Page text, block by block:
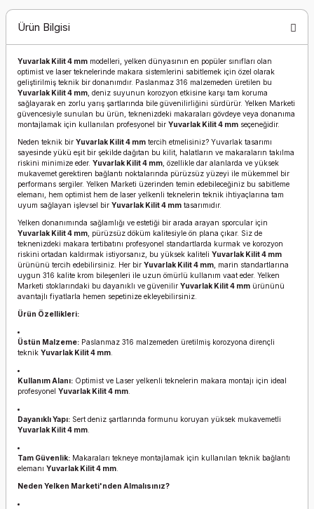
Ürün Bilgisi
Yuvarlak Kilit 4 mm modelleri, yelken dünyasının en popüler sınıfları olan
optimist ve laser teknelerinde makara sistemlerini sabitlemek için özel olarak
geliştirilmiş teknik bir donanımdır. Paslanmaz 316 malzemeden üretilen bu
Yuvarlak Kilit 4 mm , deniz suyunun korozyon etkisine karşı tam koruma
sağlayarak en zorlu yarış şartlarında bile güvenilirliğini sürdürür. Yelken Marketi
güvencesiyle sunulan bu ürün, teknenizdeki makaraları gövdeye veya donanıma
montajlamak için kullanılan profesyonel bir Yuvarlak Kilit 4 mm seçeneğidir.
Neden teknik bir Yuvarlak Kilit 4 mm tercih etmelisiniz? Yuvarlak tasarımı
sayesinde yükü eşit bir şekilde dağıtan bu kilit, halatların ve makaraların takılma
riskini minimize eder. Yuvarlak Kilit 4 mm , özellikle dar alanlarda ve yüksek
mukavemet gerektiren bağlantı noktalarında pürüzsüz yüzeyi ile mükemmel bir
performans sergiler. Yelken Marketi üzerinden temin edebileceğiniz bu sabitleme
elemanı, hem optimist hem de laser yelkenli teknelerin teknik ihtiyaçlarına tam
uyum sağlayan işlevsel bir Yuvarlak Kilit 4 mm tasarımıdır.
Yelken donanımında sağlamlığı ve estetiği bir arada arayan sporcular için
Yuvarlak Kilit 4 mm , pürüzsüz döküm kalitesiyle ön plana çıkar. Siz de
teknenizdeki makara tertibatını profesyonel standartlarda kurmak ve korozyon
riskini ortadan kaldırmak istiyorsanız, bu yüksek kaliteli Yuvarlak Kilit 4 mm
ürününü tercih edebilirsiniz. Her bir Yuvarlak Kilit 4 mm , marin standartlarına
uygun 316 kalite krom bileşenleri ile uzun ömürlü kullanım vaat eder. Yelken
Marketi stoklarındaki bu dayanıklı ve güvenilir Yuvarlak Kilit 4 mm ürününü
avantajlı fiyatlarla hemen sepetinize ekleyebilirsiniz.
Ürün Özellikleri:
Üstün Malzeme: Paslanmaz 316 malzemeden üretilmiş korozyona dirençli
teknik Yuvarlak Kilit 4 mm
Kullanım Alanı: Optimist ve Laser yelkenli teknelerin makara montajı için ideal
profesyonel Yuvarlak Kilit 4 mm
Dayanıklı Yapı: Sert deniz şartlarında formunu koruyan yüksek mukavemetli
Yuvarlak Kilit 4 mm
Tam Güvenlik: Makaraları tekneye montajlamak için kullanılan teknik bağlantı
elemanı Yuvarlak Kilit 4 mm
Neden Yelken Marketi'nden Almalısınız?